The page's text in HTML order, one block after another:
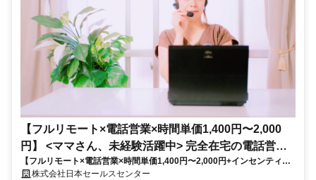
【フルリモート×電話営業×時間単価1,400円〜2,000
円】 <ママさん、未経験活躍中> 完全在宅の電話営業
で家庭と仕事の両立を実現
【フルリモート×電話営業×時間単価1,400円〜2,000円+インセンティブ
あり】 ＜ママさん、未経験活躍中＞ 完全在宅の電話営業で家庭と仕事の
株式会社日本セールスセンター